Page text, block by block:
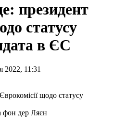
президент
статусу
в ЄС
2022, 11:31
фон дер Ляєн